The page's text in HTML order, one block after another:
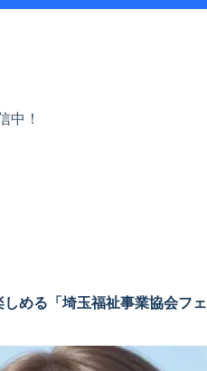
中！
しめる「埼玉福祉事業協会フェ